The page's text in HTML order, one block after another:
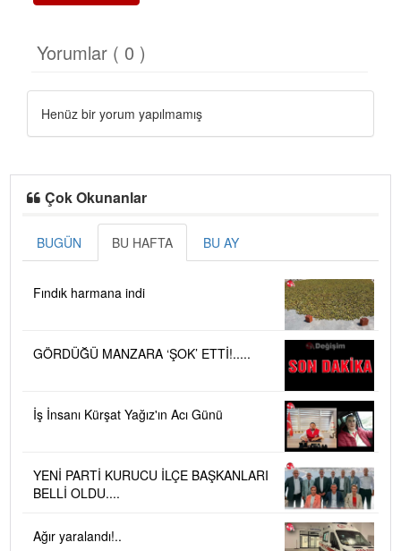
Yorumlar ( 0 )
Henüz bir yorum yapılmamış
Çok Okunanlar
BUGÜN BU HAFTA BU AY
Fındık harmana indi
GÖRDÜĞÜ MANZARA ‘ŞOK’ ETTİ!.....
İş İnsanı Kürşat Yağız'ın Acı Günü
YENİ PARTİ KURUCU İLÇE BAŞKANLARI
BELLİ OLDU....
Ağır yaralandı!..